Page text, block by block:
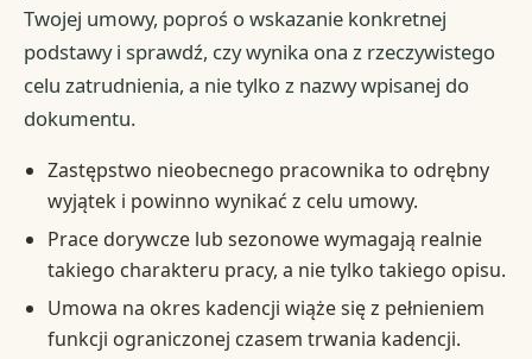
Twojej umowy, poproś o wskazanie konkretnej
podstawy i sprawdź, czy wynika ona z rzeczywistego
celu zatrudnienia, a nie tylko z nazwy wpisanej do
dokumentu.
Zastępstwo nieobecnego pracownika to odrębny
wyjątek i powinno wynikać z celu umowy.
Prace dorywcze lub sezonowe wymagają realnie
takiego charakteru pracy, a nie tylko takiego opisu.
Umowa na okres kadencji wiąże się z pełnieniem
funkcji ograniczonej czasem trwania kadencji.